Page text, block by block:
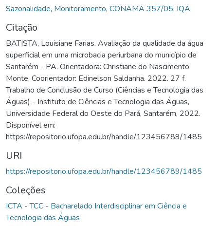
Sazonalidade, Monitoramento, CONAMA 357/05, IQA
Citação
BATISTA, Louisiane Farias. Avaliação da qualidade da água
superficial em uma microbacia periurbana do município de
Santarém - PA. Orientadora: Christiane do Nascimento
Monte, Coorientador: Edinelson Saldanha. 2022. 27 f.
Trabalho de Conclusão de Curso (Ciências e Tecnologia das
Águas) - Instituto de Ciências e Tecnologia das Águas,
Universidade Federal do Oeste do Pará, Santarém, 2022.
Disponível em:
https://repositorio.ufopa.edu.br/handle/123456789/1485
URI
https://repositorio.ufopa.edu.br/handle/123456789/1485
Coleções
ICTA - TCC - Bacharelado Interdisciplinar em Ciência e
Tecnologia das Águas